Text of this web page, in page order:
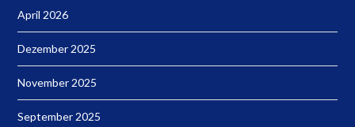
April 2026
Dezember 2025
November 2025
September 2025